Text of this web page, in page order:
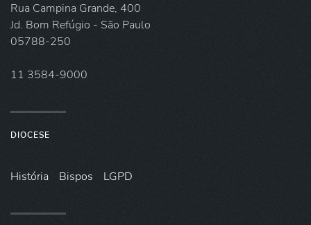
Rua Campina Grande, 400
Jd. Bom Refúgio - São Paulo
05788-250
11 3584-9000
DIOCESE
História Bispos LGPD